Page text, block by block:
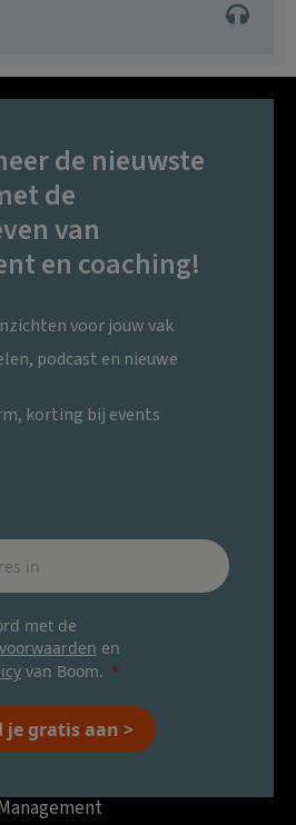
de nieuwste
de
van
en coaching!
voor jouw vak
podcast en nieuwe
korting bij events
met de
en
van Boom.
je gratis aan >